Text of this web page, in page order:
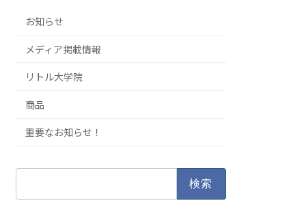
お知らせ
メディア掲載情報
リトル大学院
商品
重要なお知らせ！